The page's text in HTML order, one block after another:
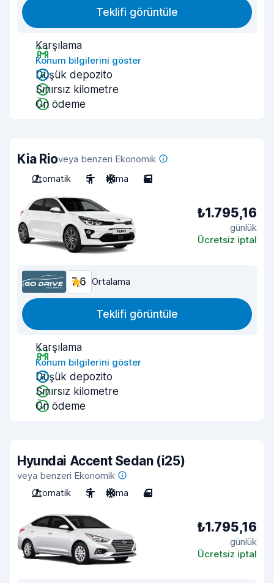
Teklifi görüntüle
Karşılama
Konum bilgilerini göster
Düşük depozito
Sınırsız kilometre
Ön ödeme
Kia Rioveya benzeri Ekonomik
Otomatik
5 Klima 5
₺1.795,16
günlük
Ücretsiz iptal
7,6 Ortalama
Teklifi görüntüle
Karşılama
Konum bilgilerini göster
Düşük depozito
Sınırsız kilometre
Ön ödeme
Hyundai Accent Sedan (i25)
veya benzeri Ekonomik
Otomatik
5 Klima 4
₺1.795,16
günlük
Ücretsiz iptal